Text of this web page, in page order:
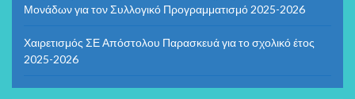
Μονάδων για τον Συλλογικό Προγραμματισμό 2025-2026
Χαιρετισμός ΣΕ Απόστολου Παρασκευά για το σχολικό έτος
2025-2026